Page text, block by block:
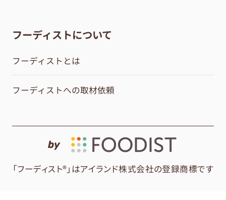
フーディストについて
フーディストとは
フーディストへの取材依頼
by
「フーディスト®」はアイランド株式会社の登録商標です